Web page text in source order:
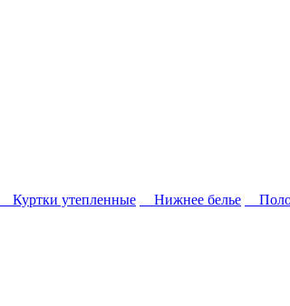
Куртки утепленные Нижнее белье